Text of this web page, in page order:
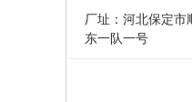
厂址：河北保定市
东一队一号